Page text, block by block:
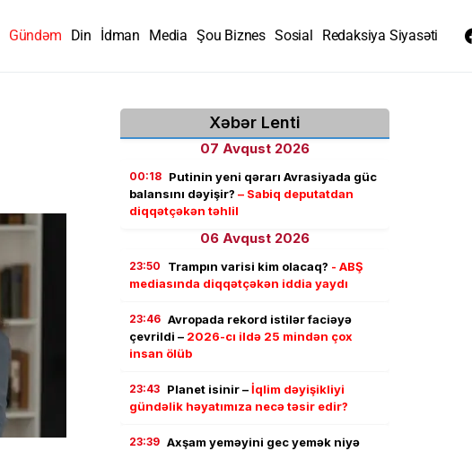
Gündəm Din İdman Media Şou Biznes Sosial Redaksiya Siyasəti
Xəbər Lenti
07 Avqust 2026
00:18 Putinin yeni qərarı Avrasiyada güc
balansını dəyişir? – Sabiq deputatdan
diqqətçəkən təhlil
06 Avqust 2026
23:50 Trampın varisi kim olacaq? - ABŞ
mediasında diqqətçəkən iddia yaydı
23:46 Avropada rekord istilər faciəyə
çevrildi – 2026-cı ildə 25 mindən çox
insan ölüb
23:43 Planet isinir –İqlim dəyişikliyi
gündəlik həyatımıza necə təsir edir?
23:39 Axşam yeməyini gec yemək niyə